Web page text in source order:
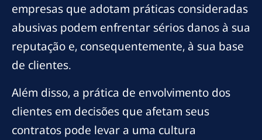
empresas que adotam práticas consideradas
abusivas podem enfrentar sérios danos à sua
reputação e, consequentemente, à sua base
de clientes.
Além disso, a prática de envolvimento dos
clientes em decisões que afetam seus
contratos pode levar a uma cultura